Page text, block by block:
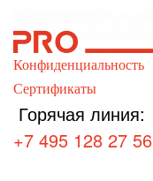
Конфиденциальность
Сертификаты
Горячая линия:
+7 495 128 27 56